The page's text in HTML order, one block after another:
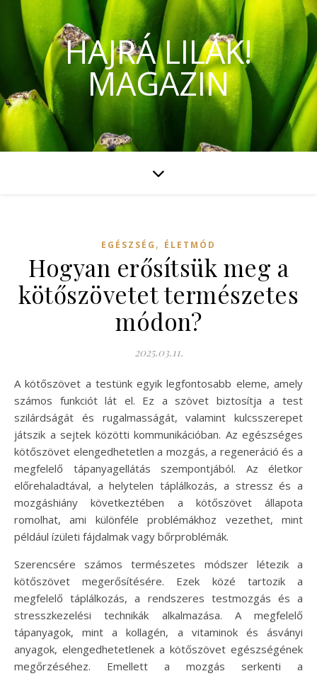
HAJRÁ LILÁK!
MAGAZIN
EGÉSZSÉG , ÉLETMÓD
Hogyan erősítsük meg a
kötőszövetet természetes
módon?
2025.03.11.
A kötőszövet a testünk egyik legfontosabb eleme, amely
számos funkciót lát el. Ez a szövet biztosítja a test
szilárdságát és rugalmasságát, valamint kulcsszerepet
játszik a sejtek közötti kommunikációban. Az egészséges
kötőszövet elengedhetetlen a mozgás, a regeneráció és a
megfelelő tápanyagellátás szempontjából. Az életkor
előrehaladtával, a helytelen táplálkozás, a stressz és a
mozgáshiány következtében a kötőszövet állapota
romolhat, ami különféle problémákhoz vezethet, mint
például ízületi fájdalmak vagy bőrproblémák.
Szerencsére számos természetes módszer létezik a
kötőszövet megerősítésére. Ezek közé tartozik a
megfelelő táplálkozás, a rendszeres testmozgás és a
stresszkezelési technikák alkalmazása. A megfelelő
tápanyagok, mint a kollagén, a vitaminok és ásványi
anyagok, elengedhetetlenek a kötőszövet egészségének
megőrzéséhez. Emellett a mozgás serkenti a